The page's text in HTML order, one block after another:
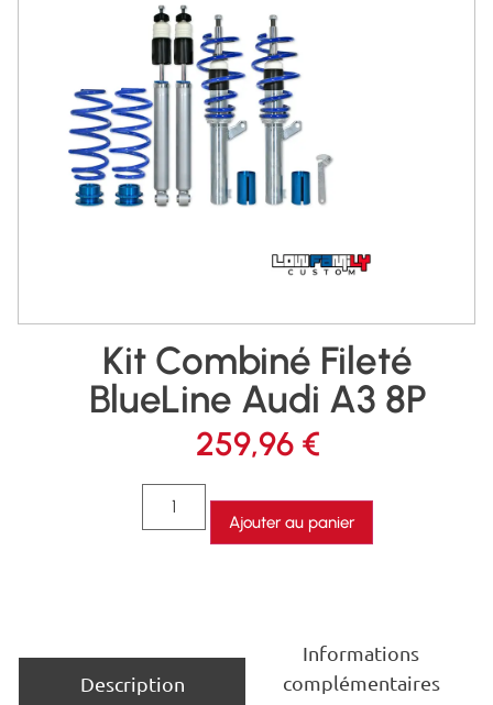
Kit Combiné Fileté
BlueLine Audi A3 8P
259,96 €
Ajouter au panier
Description
Informations
complémentaires